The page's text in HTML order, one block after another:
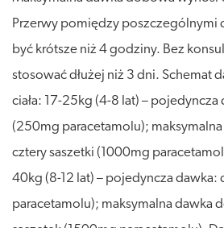
Przerwy pomiędzy poszczególnymi
być krótsze niż 4 godziny. Bez
stosować dłużej niż 3 dni. Schemat
ciała: 17-25kg (4-8 lat) – pojedyncza
(250mg paracetamolu);
cztery saszetki (1000mg
40kg (8-12 lat) – pojedyncza dawka:
paracetamolu); maksymalna dawka